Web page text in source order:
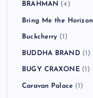
BRAHMAN (4)
Bring Me the Horizon
Buckcherry (1)
BUDDHA BRAND (1)
BUGY CRAXONE(1)
Caravan Palace (1)